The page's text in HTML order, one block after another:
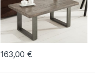
163,00€